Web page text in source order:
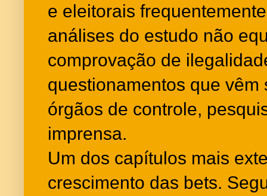
e eleitorais
análises do estudo não
comprovação de
questionamentos que
órgãos de controle,
imprensa.
Um dos capítulos mais
crescimento das bets.